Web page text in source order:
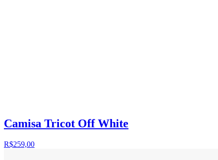
Camisa Tricot Off White
R$259,00